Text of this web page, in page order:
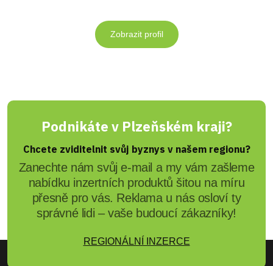
Zobrazit profil
Podnikáte v Plzeňském kraji?
Chcete zviditelnit svůj byznys v našem regionu?
Zanechte nám svůj e-mail a my vám zašleme
nabídku inzertních produktů šitou na míru
přesně pro vás. Reklama u nás osloví ty
správné lidi – vaše budoucí zákazníky!
REGIONÁLNÍ INZERCE